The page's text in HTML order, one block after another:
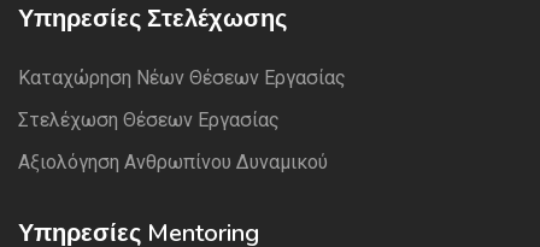
Υπηρεσίες Στελέχωσης
Καταχώρηση Νέων Θέσεων Εργασίας
Στελέχωση Θέσεων Εργασίας
Αξιολόγηση Ανθρωπίνου Δυναμικού
Υπηρεσίες Mentoring